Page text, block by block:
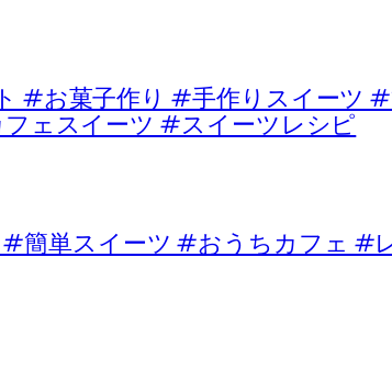
作り #手作りスイーツ #簡
ェスイーツ #スイーツレシピ
簡単スイーツ #おうちカフェ #